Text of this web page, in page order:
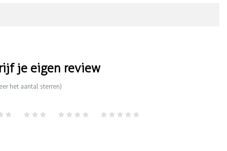
je eigen review
het aantal sterren)